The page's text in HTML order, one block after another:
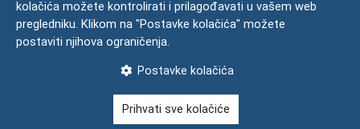
Impressum
Česta pitanja
kolačića možete kontrolirati i prilagođavati u vašem web
pregledniku. Klikom na "Postavke kolačića" možete
postaviti njihova ograničenja.
Postavke kolačića
Prihvati sve kolačiće